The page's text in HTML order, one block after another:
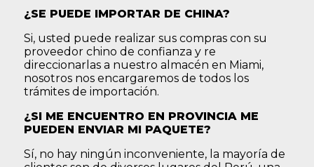
¿SE PUEDE IMPORTAR DE CHINA?
Si, usted puede realizar sus compras con su
proveedor chino de confianza y re
direccionarlas a nuestro almacén en Miami,
nosotros nos encargaremos de todos los
trámites de importación.
¿SI ME ENCUENTRO EN PROVINCIA ME
PUEDEN ENVIAR MI PAQUETE?
Sí, no hay ningún inconveniente, la mayoría de